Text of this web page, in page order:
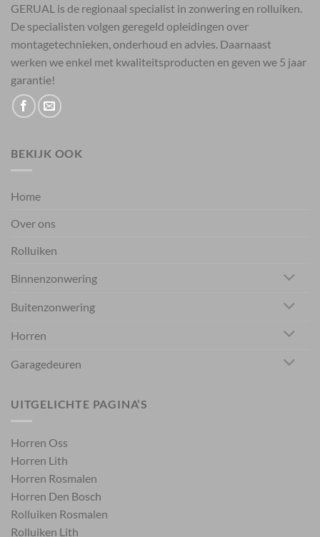
GERUAL is de regionaal specialist in zonwering en rolluiken.
De specialisten volgen geregeld opleidingen over
montagetechnieken, onderhoud en advies. Daarnaast
werken we enkel met kwaliteitsproducten en geven we 5 jaar
garantie!
BEKIJK OOK
Home
Over ons
Rolluiken
Binnenzonwering
Buitenzonwering
Horren
Garagedeuren
UITGELICHTE PAGINA’S
Horren Oss
Horren Lith
Horren Rosmalen
Horren Den Bosch
Rolluiken Rosmalen
Rolluiken Lith